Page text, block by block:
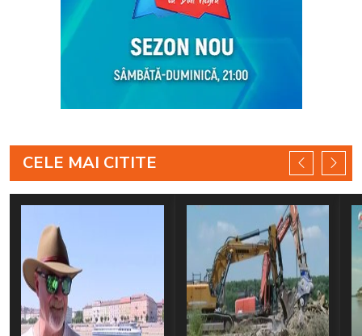
CELE MAI CITITE